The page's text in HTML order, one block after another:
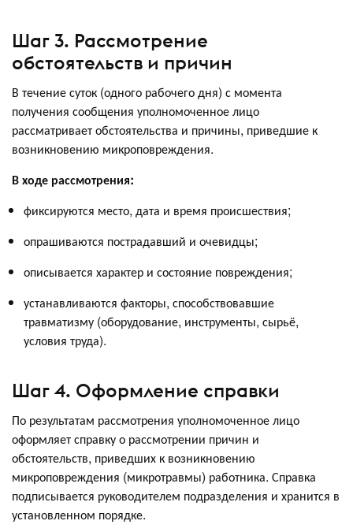
Шаг 3. Рассмотрение
обстоятельств и причин
В течение суток (одного рабочего дня) с момента
получения сообщения уполномоченное лицо
рассматривает обстоятельства и причины, приведшие к
возникновению микроповреждения.
В ходе рассмотрения:
фиксируются место, дата и время происшествия;
опрашиваются пострадавший и очевидцы;
описывается характер и состояние повреждения;
устанавливаются факторы, способствовавшие
травматизму (оборудование, инструменты, сырьё,
условия труда).
Шаг 4. Оформление справки
По результатам рассмотрения уполномоченное лицо
оформляет справку о рассмотрении причин и
обстоятельств, приведших к возникновению
микроповреждения (микротравмы) работника. Справка
подписывается руководителем подразделения и хранится в
установленном порядке.